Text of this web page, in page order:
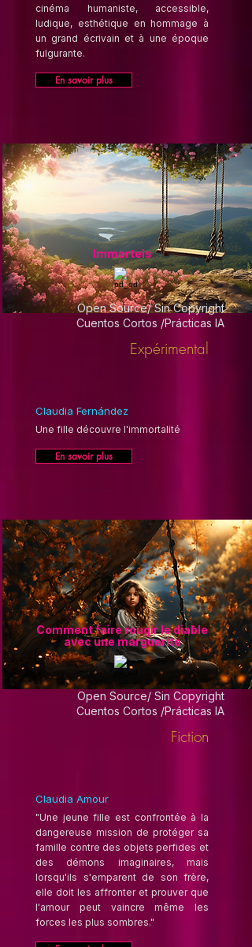
cinéma humaniste, accessible,
ludique, esthétique en hommage à
un grand écrivain et à une époque
fulgurante.
En savoir plus
Immortels
Open Source/ Sin Copyright
Cuentos Cortos /Prácticas IA
Expérimental
Claudia Fernández
Une fille découvre l'immortalité
En savoir plus
Comment faire rougir le diable
avec une marguerite
Open Source/ Sin Copyright
Cuentos Cortos /Prácticas IA
Fiction
Claudia Amour
"Une jeune fille est confrontée à la
dangereuse mission de protéger sa
famille contre des objets perfides et
des démons imaginaires, mais
lorsqu'ils s'emparent de son frère,
elle doit les affronter et prouver que
l'amour peut vaincre même les
forces les plus sombres."